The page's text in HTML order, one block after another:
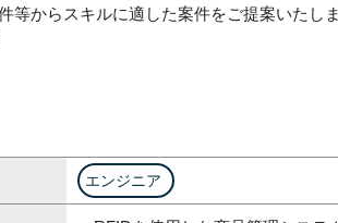
からスキルに適した案件をご提案いたしま
エンジニア